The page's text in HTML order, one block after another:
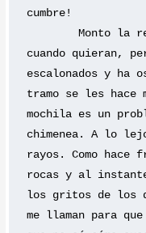
cumbre!
cuando quieran,
escalonados y ha
tramo se les
mochila es un
chimenea. A lo
rayos. Como hace
rocas y al instante
los gritos de los
me llaman para